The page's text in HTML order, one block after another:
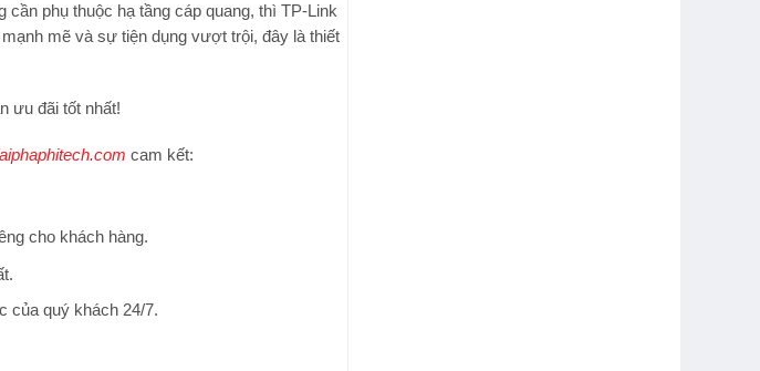
cần phụ thuộc hạ tầng cáp quang, thì TP-Link
mẽ và sự tiện dụng vượt trội, đây là thiết
ưu đãi tốt nhất!
cam kết:
cho khách hàng.
của quý khách 24/7.